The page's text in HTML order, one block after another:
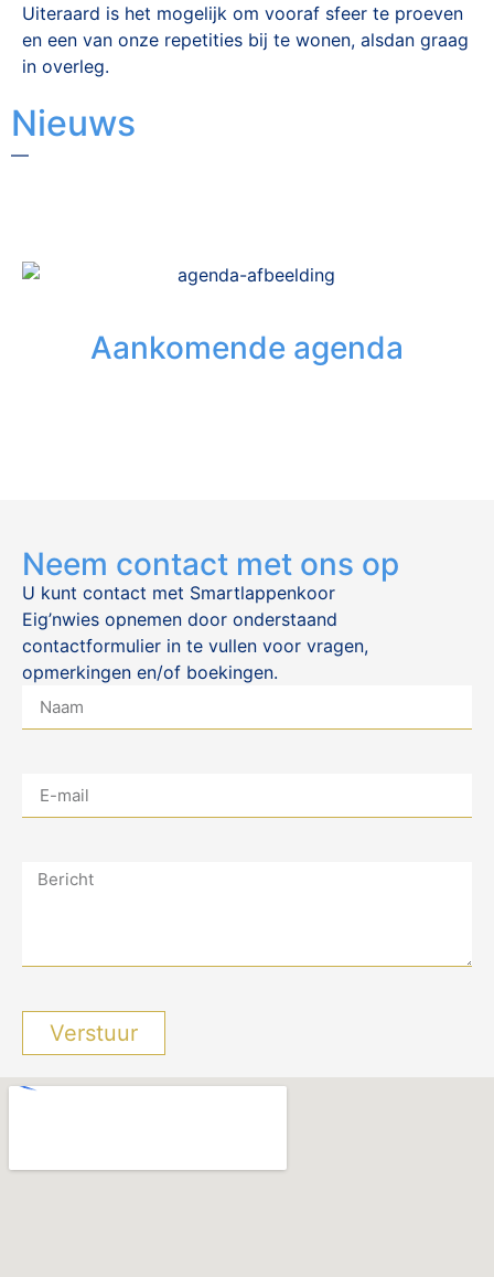
Uiteraard is het mogelijk om vooraf sfeer te proeven
en een van onze repetities bij te wonen, alsdan graag
in overleg.
Nieuws
—
Aankomende agenda
Neem contact met ons op
U kunt contact met Smartlappenkoor
Eig’nwies opnemen door onderstaand
contactformulier in te vullen voor vragen,
opmerkingen en/of boekingen.
Verstuur